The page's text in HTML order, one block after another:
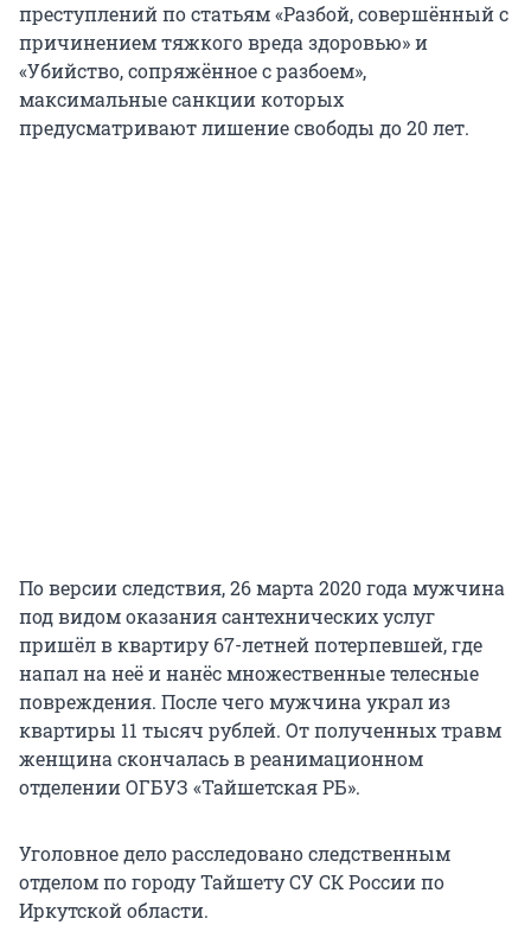
преступлений по статьям «Разбой, совершённый с
причинением тяжкого вреда здоровью» и
«Убийство, сопряжённое с разбоем»,
максимальные санкции которых
предусматривают лишение свободы до 20 лет.
По версии следствия, 26 марта 2020 года мужчина
под видом оказания сантехнических услуг
пришёл в квартиру 67-летней потерпевшей, где
напал на неё и нанёс множественные телесные
повреждения. После чего мужчина украл из
квартиры 11 тысяч рублей. От полученных травм
женщина скончалась в реанимационном
отделении ОГБУЗ «Тайшетская РБ».
Уголовное дело расследовано следственным
отделом по городу Тайшету СУ СК России по
Иркутской области.